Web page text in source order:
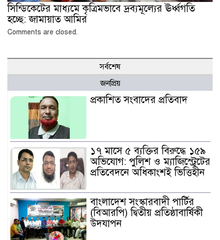
সিন্ডিকেটের মাধ্যমে কৃত্রিমভাবে দ্রব্যমূল্যের ঊর্ধ্বগতি
হচ্ছে: জামায়াত আমির
Comments are closed.
সর্বশেষ
জনপ্রিয়
প্রকাশিত সংবাদের প্রতিবাদ
১৭ মাসে ৫ ব্যক্তির বিরুদ্ধে ১৫৯
অভিযোগ: পুলিশ ও ম্যাজিস্ট্রেটের
প্রতিবেদনে অধিকাংশই ভিত্তিহীন
বাংলাদেশ সংস্কারবাদী পার্টির
(বিআরপি) দ্বিতীয় প্রতিষ্ঠাবার্ষিকী
উদযাপন